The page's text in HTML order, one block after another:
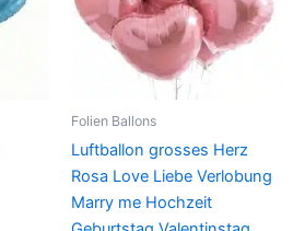
Folien Ballons
Luftballon grosses Herz
Rosa Love Liebe Verlobung
Marry me Hochzeit